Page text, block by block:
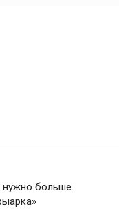
нужно больше